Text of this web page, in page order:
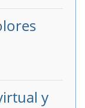
y